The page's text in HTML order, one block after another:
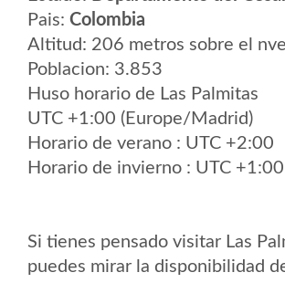
Pais: Colombia
Altitud: 206 metros sobre el
Poblacion: 3.853
Huso horario de Las Palmitas
UTC +1:00 (Europe/Madrid)
Horario de verano : UTC +2:00
Horario de invierno : UTC +1:00
Si tienes pensado visitar Las
puedes mirar la disponibilidad